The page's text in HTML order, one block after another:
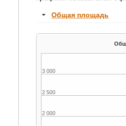
Общая площадь
2 000
2 500
3 000